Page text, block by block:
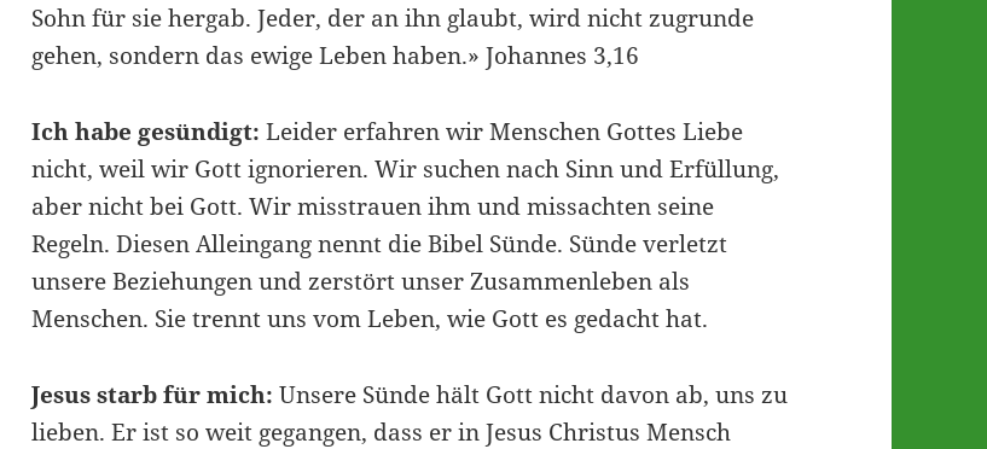
Sohn für sie hergab. Jeder, der an ihn glaubt, wird nicht zugrunde
gehen, sondern das ewige Leben haben.» Johannes 3,16
Ich habe gesündigt:Leider erfahren wir Menschen Gottes Liebe
nicht, weil wir Gott ignorieren. Wir suchen nach Sinn und Erfüllung,
aber nicht bei Gott. Wir misstrauen ihm und missachten seine
Regeln. Diesen Alleingang nennt die Bibel Sünde. Sünde verletzt
unsere Beziehungen und zerstört unser Zusammenleben als
Menschen. Sie trennt uns vom Leben, wie Gott es gedacht hat.
Jesus starb für mich:Unsere Sünde hält Gott nicht davon ab, uns zu
lieben. Er ist so weit gegangen, dass er in Jesus Christus Mensch